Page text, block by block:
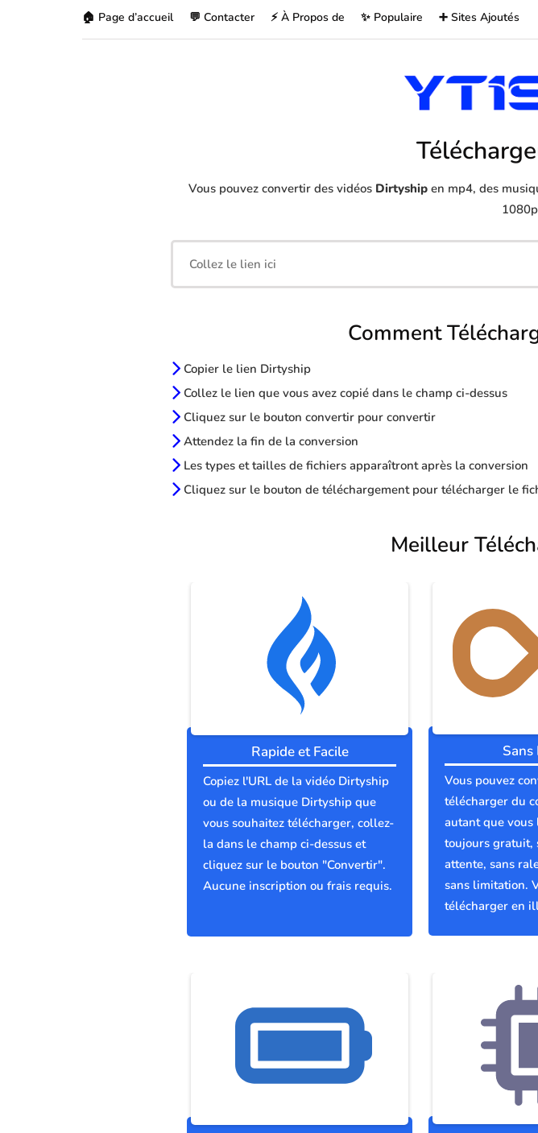
🏠 Page d’accueil 💬 Contacter ⚡ À Propos de ✨ Populaire ➕ Sites Ajoutés
Vous pouvez convertir des vidéos Dirtyship en mp4, des
Comment
Copier le lien Dirtyship
Collez le lien que vous avez copié dans le champ ci-dessus
Cliquez sur le bouton convertir pour convertir
Attendez la fin de la conversion
Les types et tailles de fichiers apparaîtront après la conversion
Cliquez sur le bouton de téléchargement pour télécharger le
Meilleur
Rapide et Facile
Copiez l'URL de la vidéo Dirtyship
ou de la musique Dirtyship que
vous souhaitez télécharger, collez-
la dans le champ ci-dessus et
cliquez sur le bouton "Convertir".
Aucune inscription ou frais requis.
Sans
Vous pouvez
télécharger du
autant que vous
toujours gratuit,
attente, sans
sans limitation.
télécharger en